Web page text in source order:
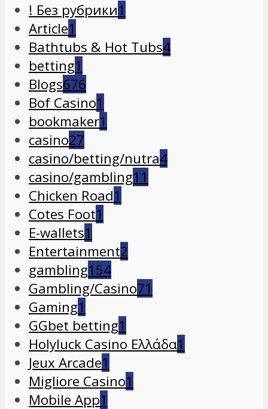
! Без рубрики1
Article1
Bathtubs & Hot Tubs4
betting1
Blogs676
Bof Casino1
bookmaker1
casino27
casino/betting/nutra4
casino/gambling11
Chicken Road1
Cotes Foot1
E-wallets1
Entertainment2
gambling154
Gambling/Casino71
Gaming1
GGbet betting1
Holyluck Casino Ελλάδα1
Jeux Arcade1
Migliore Casino1
Mobile App1